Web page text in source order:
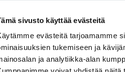
sivusto käyttää evästeitä
evästeitä tarjoamamme
tukemiseen ja
ja analytiikka-alan